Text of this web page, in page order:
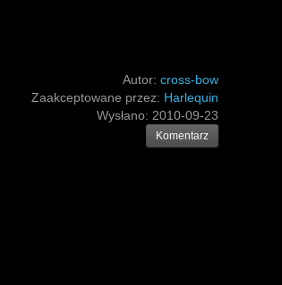
Autor: cross-bow
Zaakceptowane przez: Harlequin
Wysłano: 2010-09-23
Komentarz